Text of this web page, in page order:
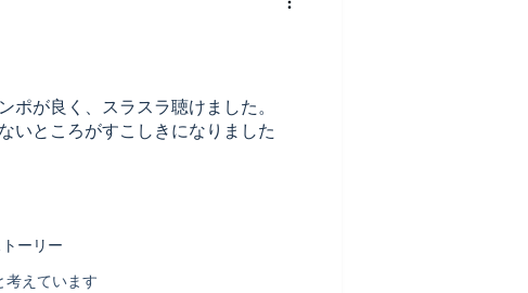
ポが良く、スラスラ聴けました。
いところがすこしきになりました
ッホ愛といいますか、ゴッホを含
そして弟のテオや全ての人がお互い
るのもそうなのですが、時代を経て
にならない世界を描いていて、最後